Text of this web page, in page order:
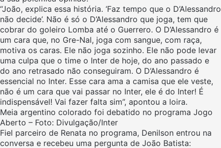
“João, explica essa história. ‘Faz tempo que o D’Alessandro
não decide’. Não é só o D’Alessandro que joga, tem que
cobrar do goleiro Lomba até o Guerrero. O D’Alessandro é
um cara que, no Gre-Nal, joga com sangue, com raça,
motiva os caras. Ele não joga sozinho. Ele não pode levar
uma culpa que o time o Inter de hoje, do ano passado e
do ano retrasado não conseguiram. O D’Alessandro é
essencial no Inter. Esse cara ama a camisa que ele veste,
não é um cara que vai passar no Inter, ele é do Inter! É
indispensável! Vai fazer falta sim”, apontou a loira.
Meia argentino colorado foi debatido no programa Jogo
Aberto – Foto: Divulgação/Inter
Fiel parceiro de Renata no programa, Denilson entrou na
conversa e recebeu uma pergunta de João Batista: